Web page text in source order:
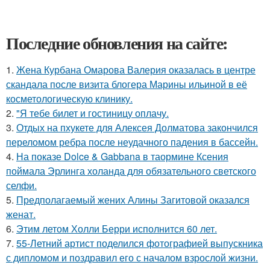
Последние обновления на сайте:
1. Жена Курбана Омарова Валерия оказалась в центре
скандала после визита блогера Марины ильиной в её
косметологическую клинику.
2. "Я тебе билет и гостиницу оплачу.
3. Отдых на пхукете для Алексея Долматова закончился
переломом ребра после неудачного падения в бассейн.
4. На показе Dolce & Gabbana в таормине Ксения
поймала Эрлинга холанда для обязательного светского
селфи.
5. Предполагаемый жених Алины Загитовой оказался
женат.
6. Этим летом Холли Берри исполнится 60 лет.
7. 55-Летний артист поделился фотографией выпускника
с дипломом и поздравил его с началом взрослой жизни.